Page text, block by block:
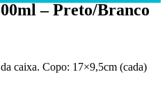
– Preto/Branco
caixa. Copo: 17×9,5cm (cada)